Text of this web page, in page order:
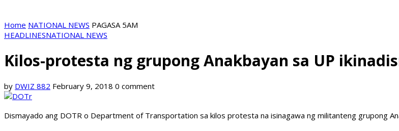
Home NATIONAL NEWS PAGASA 5AM
HEADLINESNATIONAL NEWS
Kilos-protesta ng grupong Anakbayan sa UP
by DWIZ 882 February 9, 2018 0 comment
Dismayado ang DOTR o Department of Transportation sa kilos protesta na isinagawa ng militanteng grupong